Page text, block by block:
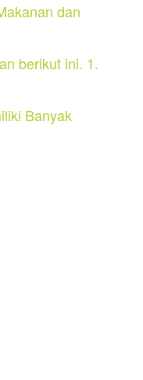
dan
berikut ini. 1.
Banyak